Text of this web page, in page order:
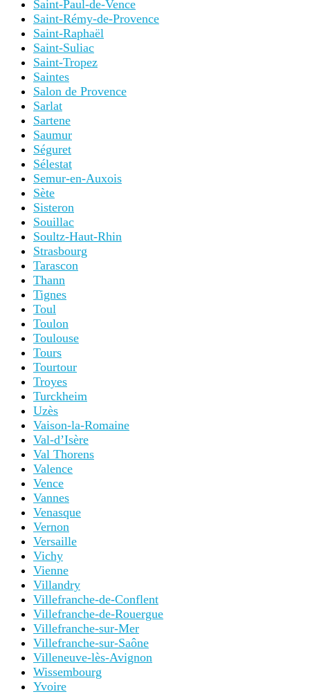
Saint-Paul-de-Vence
Saint-Rémy-de-Provence
Saint-Raphaël
Saint-Suliac
Saint-Tropez
Saintes
Salon de Provence
Sarlat
Sartene
Saumur
Séguret
Sélestat
Semur-en-Auxois
Sète
Sisteron
Souillac
Soultz-Haut-Rhin
Strasbourg
Tarascon
Thann
Tignes
Toul
Toulon
Toulouse
Tours
Tourtour
Troyes
Turckheim
Uzès
Vaison-la-Romaine
Val-d’Isère
Val Thorens
Valence
Vence
Vannes
Venasque
Vernon
Versaille
Vichy
Vienne
Villandry
Villefranche-de-Conflent
Villefranche-de-Rouergue
Villefranche-sur-Mer
Villefranche-sur-Saône
Villeneuve-lès-Avignon
Wissembourg
Yvoire